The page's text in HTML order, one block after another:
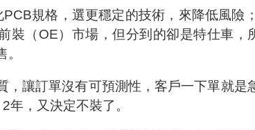
規格，選更穩定的技術，來降低風
裝（OE）市場，但分到的卻是特仕車
，讓訂單沒有可預測性，客戶一下單就
年，又決定不裝了。